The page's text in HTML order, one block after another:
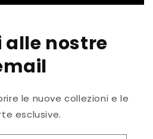
nostre
le nuove collezioni e le
esclusive.